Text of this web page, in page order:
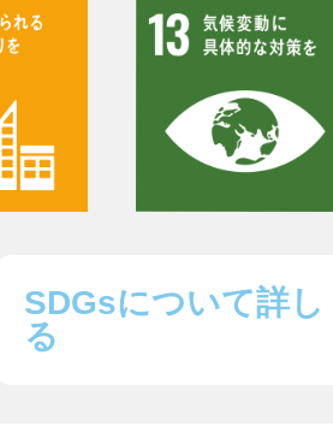
SDGsについて詳し
る
©︎ KAYAC Inc. All